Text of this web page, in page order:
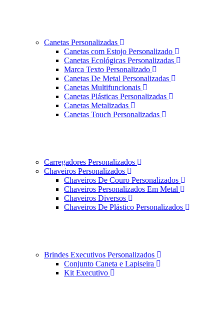
Canetas Personalizadas
Canetas com Estojo Personalizado
Canetas Ecológicas Personalizadas
Marca Texto Personalizado
Canetas De Metal Personalizadas
Canetas Multifuncionais
Canetas Plásticas Personalizadas
Canetas Metalizadas
Canetas Touch Personalizadas
Carregadores Personalizados
Chaveiros Personalizados
Chaveiros De Couro Personalizados
Chaveiros Personalizados Em Metal
Chaveiros Diversos
Chaveiros De Plástico Personalizados
Brindes Executivos Personalizados
Conjunto Caneta e Lapiseira
Kit Executivo